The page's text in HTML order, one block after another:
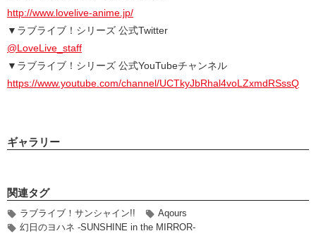
http://www.lovelive-anime.jp/
▼ラブライブ！シリーズ 公式Twitter
@LoveLive_staff
▼ラブライブ！シリーズ 公式YouTubeチャンネル
https://www.youtube.com/channel/UCTkyJbRhal4voLZxmdRSssQ
ギャラリー
関連タグ
ラブライブ！サンシャイン!!
Aqours
幻日のヨハネ -SUNSHINE in the MIRROR-